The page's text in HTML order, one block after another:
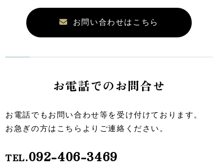
お問い合わせはこちら
お電話でのお問合せ
お電話でもお問い合わせ等を受け付けております。
お急ぎの方はこちらよりご連絡ください。
TEL.092-406-3469